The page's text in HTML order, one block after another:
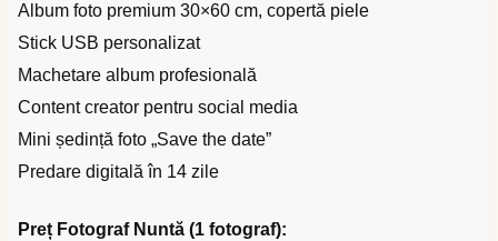
Album foto premium 30×60 cm, copertă piele
Stick USB personalizat
Machetare album profesională
Content creator pentru social media
Mini ședință foto „Save the date”
Predare digitală în 14 zile
Preț Fotograf Nuntă (1 fotograf):